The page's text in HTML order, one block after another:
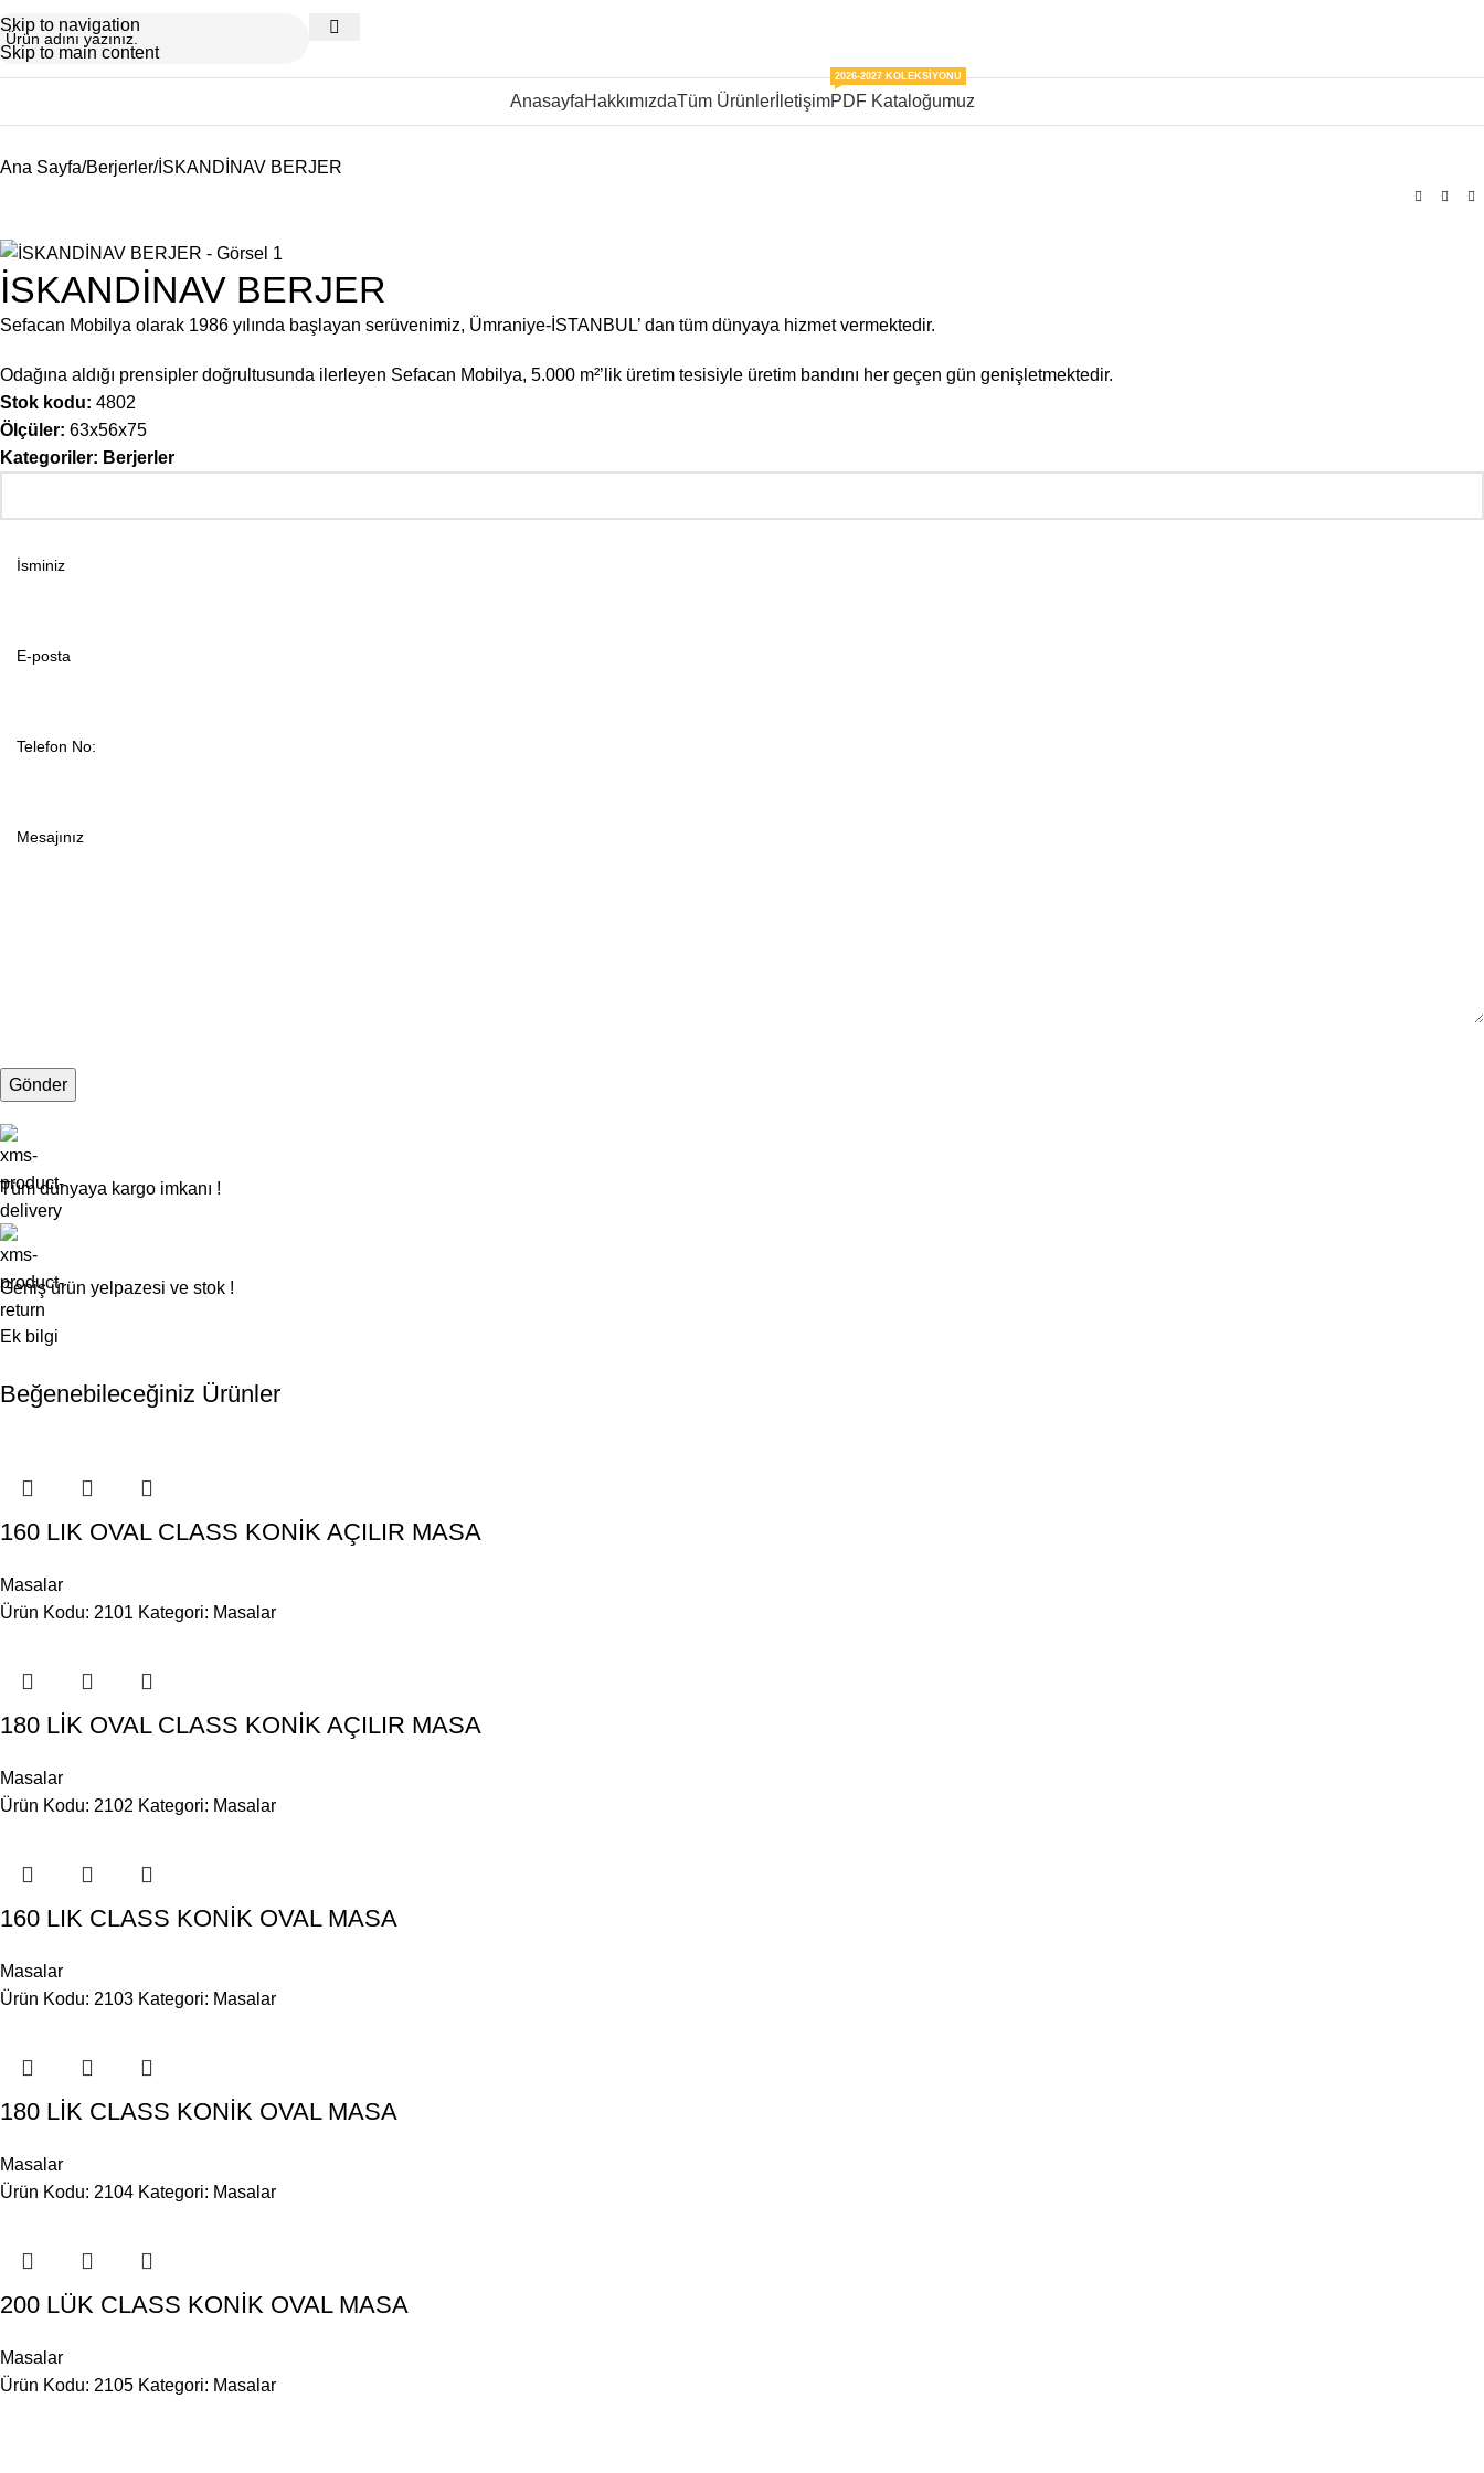
Skip to navigation
Skip to main content
AnasayfaHakkımızdaTüm ÜrünlerİletişimPDF Kataloğumuz
2026-2027 KOLEKSIYONU
Ana Sayfa Berjerler İSKANDİNAV BERJER
İSKANDİNAV BERJER
Sefacan Mobilya olarak 1986 yılında başlayan serüvenimiz, Ümraniye-İSTANBUL’ dan tüm dünyaya hizmet vermektedir.
Odağına aldığı prensipler doğrultusunda ilerleyen Sefacan Mobilya, 5.000 m²’lik üretim tesisiyle üretim bandını her geçen gün genişletmektedir.
Stok kodu: 4802
Ölçüler: 63x56x75
Kategoriler: Berjerler
Tüm dünyaya kargo imkanı !
Geniş ürün yelpazesi ve stok !
Ek bilgi
Beğenebileceğiniz Ürünler
160 LIK OVAL CLASS KONİK AÇILIR MASA
Masalar
Ürün Kodu: 2101 Kategori: Masalar
180 LİK OVAL CLASS KONİK AÇILIR MASA
Masalar
Ürün Kodu: 2102 Kategori: Masalar
160 LIK CLASS KONİK OVAL MASA
Masalar
Ürün Kodu: 2103 Kategori: Masalar
180 LİK CLASS KONİK OVAL MASA
Masalar
Ürün Kodu: 2104 Kategori: Masalar
200 LÜK CLASS KONİK OVAL MASA
Masalar
Ürün Kodu: 2105 Kategori: Masalar